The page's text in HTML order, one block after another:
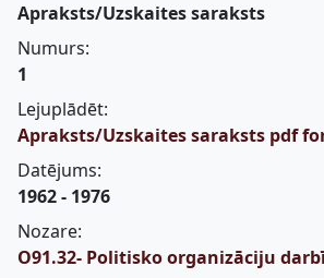
Apraksts/Uzskaites saraksts
Numurs:
1
Lejuplādēt:
Apraksts/Uzskaites saraksts pdf
Datējums:
1962 - 1976
Nozare:
O91.32- Politisko organizāciju